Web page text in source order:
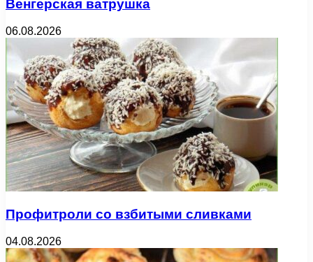
Венгерская ватрушка
06.08.2026
Профитроли со взбитыми сливками
04.08.2026